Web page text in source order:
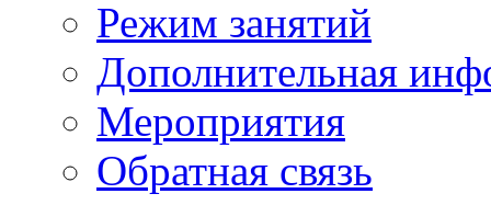
Режим занятий
Дополнительная
Мероприятия
Обратная связь